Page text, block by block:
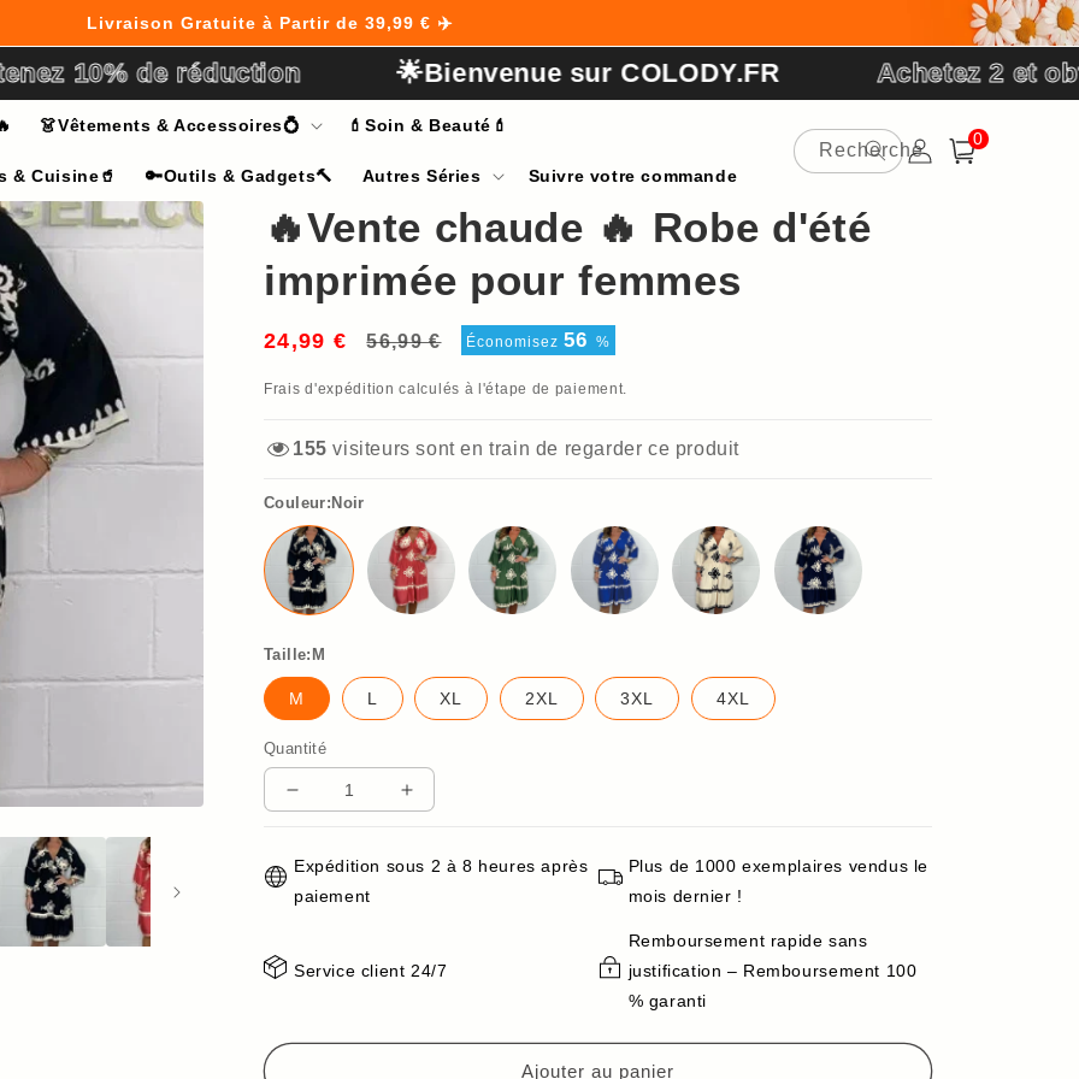
Livraison Gratuite à Partir de 39,99 € ✈️
de réduction 🌟Bienvenue sur COLODY.FR Achetez 2 et
👗Vêtements & Accessoires💍 💄Soin & Beauté💄
& Cuisine🥤 🔑Outils & Gadgets🔨 Autres Séries Suivre votre commande
Recherche
ConnexionPanier
0
0 article
🔥Vente chaude 🔥 Robe d'été
imprimée pour femmes
24,99 €
Prix
56,99 €
Prix
Économisez 56 %
Frais d'expédition calculés à l'étape de paiement.
155 visiteurs sont en train de regarder ce produit
Couleur:Noir
Taille:M
M L XL 2XL 3XL 4XL
Quantité
Réduire
de
🔥
🔥
Augmenter
de
🔥
Expédition sous 2 à 8 heures après
paiement
Plus de 1000 exemplaires vendus le
mois dernier !
Service client 24/7
Remboursement rapide sans
justification – Remboursement 100
% garanti
Ajouter au panier